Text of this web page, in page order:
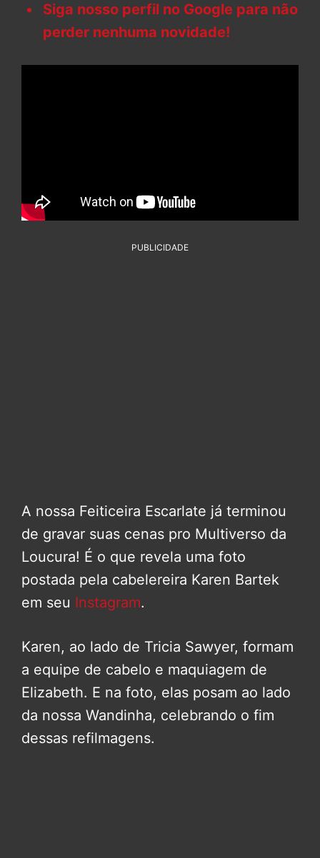
Siga nosso perfil no Google para não
perder nenhuma novidade!
PUBLICIDADE
A nossa Feiticeira Escarlate já terminou
de gravar suas cenas pro Multiverso da
Loucura! É o que revela uma foto
postada pela cabelereira Karen Bartek
em seu Instagram.
Karen, ao lado de Tricia Sawyer, formam
a equipe de cabelo e maquiagem de
Elizabeth. E na foto, elas posam ao lado
da nossa Wandinha, celebrando o fim
dessas refilmagens.